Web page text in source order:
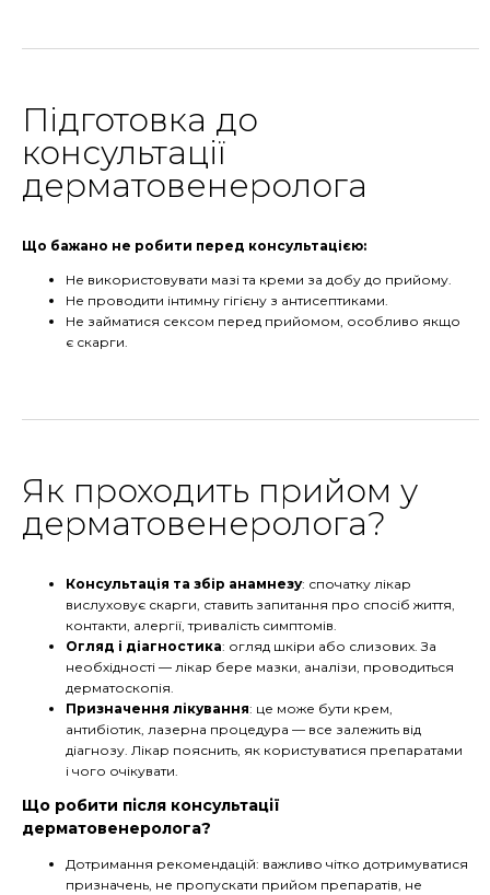
Підготовка до
консультації
дерматовенеролога
Що бажано не робити перед консультацією:
Не використовувати мазі та креми за добу до прийому.
Не проводити інтимну гігієну з антисептиками.
Не займатися сексом перед прийомом, особливо якщо
є скарги.
Як проходить прийом у
дерматовенеролога?
Консультація та збір анамнезу: спочатку лікар
вислуховує скарги, ставить запитання про спосіб життя,
контакти, алергії, тривалість симптомів.
Огляд і діагностика: огляд шкіри або слизових. За
необхідності — лікар бере мазки, аналізи, проводиться
дерматоскопія.
Призначення лікування: це може бути крем,
антибіотик, лазерна процедура — все залежить від
діагнозу. Лікар пояснить, як користуватися препаратами
і чого очікувати.
Що робити після консультації
дерматовенеролога?
Дотримання рекомендацій: важливо чітко дотримуватися
призначень, не пропускати прийом препаратів, не